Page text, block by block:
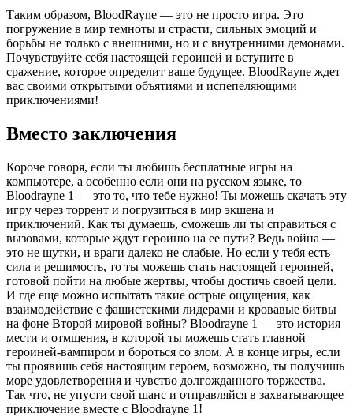
Таким образом, BloodRayne — это не просто игра. Это
погружение в мир темноты и страсти, сильных эмоций и
борьбы не только с внешними, но и с внутренними демонами.
Почувствуйте себя настоящей героиней и вступите в
сражение, которое определит ваше будущее. BloodRayne ждет
вас своими открытыми объятиями и испепеляющими
приключениями!
Вместо заключения
Короче говоря, если ты любишь бесплатные игры на
компьютере, а особенно если они на русском языке, то
Bloodrayne 1 — это то, что тебе нужно! Ты можешь скачать эту
игру через торрент и погрузиться в мир экшена и
приключений. Как ты думаешь, сможешь ли ты справиться с
вызовами, которые ждут героиню на ее пути? Ведь война —
это не шутки, и враги далеко не слабые. Но если у тебя есть
сила и решимость, то ты можешь стать настоящей героиней,
готовой пойти на любые жертвы, чтобы достичь своей цели.
И где еще можно испытать такие острые ощущения, как
взаимодействие с фашистскими лидерами и кровавые битвы
на фоне Второй мировой войны? Bloodrayne 1 — это история
мести и отмщения, в которой ты можешь стать главной
героиней-вампиром и бороться со злом. А в конце игры, если
ты проявишь себя настоящим героем, возможно, ты получишь
море удовлетворения и чувство долгожданного торжества.
Так что, не упусти свой шанс и отправляйся в захватывающее
приключение вместе с Bloodrayne 1!